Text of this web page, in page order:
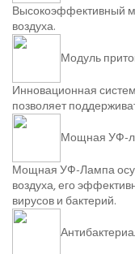
Высокоэффективный
воздуха.
Модуль
Инновационная
позволяет
Мощная УФ-
Мощная УФ-Лампа
воздуха, его
вирусов и бактерий.